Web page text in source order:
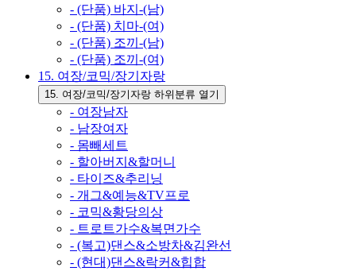
- (단품) 바지-(남)
- (단품) 치마-(여)
- (단품) 조끼-(남)
- (단품) 조끼-(여)
15. 여장/코믹/장기자랑
15. 여장/코믹/장기자랑 하위분류 열기
- 여장남자
- 남장여자
- 몸빼세트
- 할아버지&할머니
- 타이즈&추리닝
- 개그&예능&TV프로
- 코믹&황당의상
- 트로트가수&복면가수
- (복고)댄스&소방차&김완선
- (현대)댄스&락커&힙합